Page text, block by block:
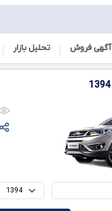
آگهی فروش تحلیل بازار
1394